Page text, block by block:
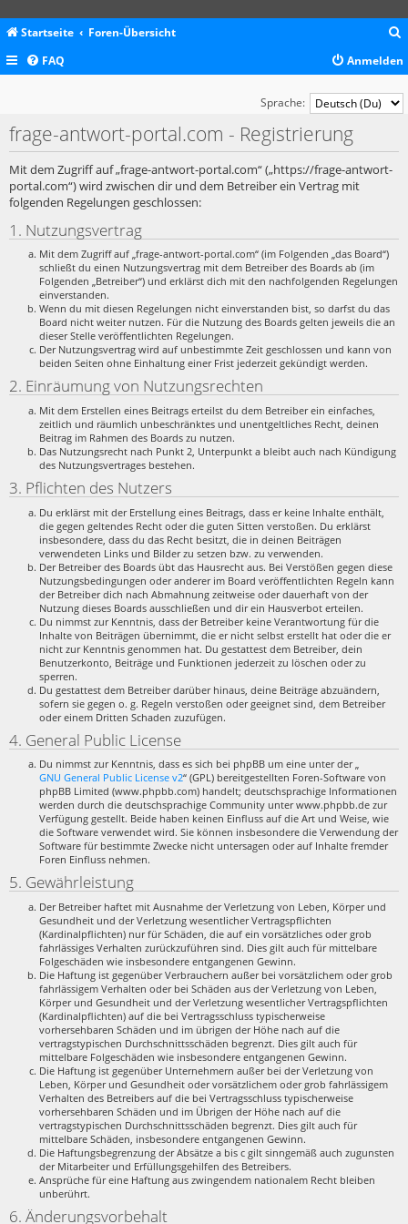
Startseite Foren-Übersicht
c
FAQ Anmelden
Sprache:
frage-antwort-portal.com - Registrierung
Mit dem Zugriff auf „frage-antwort-portal.com“ („https://frage-antwort-
portal.com“) wird zwischen dir und dem Betreiber ein Vertrag mit
folgenden Regelungen geschlossen:
1. Nutzungsvertrag
Mit dem Zugriff auf „frage-antwort-portal.com“ (im Folgenden „das Board“)
schließt du einen Nutzungsvertrag mit dem Betreiber des Boards ab (im
Folgenden „Betreiber“) und erklärst dich mit den nachfolgenden Regelungen
einverstanden.
Wenn du mit diesen Regelungen nicht einverstanden bist, so darfst du das
Board nicht weiter nutzen. Für die Nutzung des Boards gelten jeweils die an
dieser Stelle veröffentlichten Regelungen.
Der Nutzungsvertrag wird auf unbestimmte Zeit geschlossen und kann von
beiden Seiten ohne Einhaltung einer Frist jederzeit gekündigt werden.
2. Einräumung von Nutzungsrechten
Mit dem Erstellen eines Beitrags erteilst du dem Betreiber ein einfaches,
zeitlich und räumlich unbeschränktes und unentgeltliches Recht, deinen
Beitrag im Rahmen des Boards zu nutzen.
Das Nutzungsrecht nach Punkt 2, Unterpunkt a bleibt auch nach Kündigung
des Nutzungsvertrages bestehen.
3. Pflichten des Nutzers
Du erklärst mit der Erstellung eines Beitrags, dass er keine Inhalte enthält,
die gegen geltendes Recht oder die guten Sitten verstoßen. Du erklärst
insbesondere, dass du das Recht besitzt, die in deinen Beiträgen
verwendeten Links und Bilder zu setzen bzw. zu verwenden.
Der Betreiber des Boards übt das Hausrecht aus. Bei Verstößen gegen diese
Nutzungsbedingungen oder anderer im Board veröffentlichten Regeln kann
der Betreiber dich nach Abmahnung zeitweise oder dauerhaft von der
Nutzung dieses Boards ausschließen und dir ein Hausverbot erteilen.
Du nimmst zur Kenntnis, dass der Betreiber keine Verantwortung für die
Inhalte von Beiträgen übernimmt, die er nicht selbst erstellt hat oder die er
nicht zur Kenntnis genommen hat. Du gestattest dem Betreiber, dein
Benutzerkonto, Beiträge und Funktionen jederzeit zu löschen oder zu
sperren.
Du gestattest dem Betreiber darüber hinaus, deine Beiträge abzuändern,
sofern sie gegen o. g. Regeln verstoßen oder geeignet sind, dem Betreiber
oder einem Dritten Schaden zuzufügen.
4. General Public License
Du nimmst zur Kenntnis, dass es sich bei phpBB um eine unter der „
GNU General Public License v2“ (GPL) bereitgestellten Foren-Software von
phpBB Limited (www.phpbb.com) handelt; deutschsprachige Informationen
werden durch die deutschsprachige Community unter www.phpbb.de zur
Verfügung gestellt. Beide haben keinen Einfluss auf die Art und Weise, wie
die Software verwendet wird. Sie können insbesondere die Verwendung der
Software für bestimmte Zwecke nicht untersagen oder auf Inhalte fremder
Foren Einfluss nehmen.
5. Gewährleistung
Der Betreiber haftet mit Ausnahme der Verletzung von Leben, Körper und
Gesundheit und der Verletzung wesentlicher Vertragspflichten
(Kardinalpflichten) nur für Schäden, die auf ein vorsätzliches oder grob
fahrlässiges Verhalten zurückzuführen sind. Dies gilt auch für mittelbare
Folgeschäden wie insbesondere entgangenen Gewinn.
Die Haftung ist gegenüber Verbrauchern außer bei vorsätzlichem oder grob
fahrlässigem Verhalten oder bei Schäden aus der Verletzung von Leben,
Körper und Gesundheit und der Verletzung wesentlicher Vertragspflichten
(Kardinalpflichten) auf die bei Vertragsschluss typischerweise
vorhersehbaren Schäden und im übrigen der Höhe nach auf die
vertragstypischen Durchschnittsschäden begrenzt. Dies gilt auch für
mittelbare Folgeschäden wie insbesondere entgangenen Gewinn.
Die Haftung ist gegenüber Unternehmern außer bei der Verletzung von
Leben, Körper und Gesundheit oder vorsätzlichem oder grob fahrlässigem
Verhalten des Betreibers auf die bei Vertragsschluss typischerweise
vorhersehbaren Schäden und im Übrigen der Höhe nach auf die
vertragstypischen Durchschnittsschäden begrenzt. Dies gilt auch für
mittelbare Schäden, insbesondere entgangenen Gewinn.
Die Haftungsbegrenzung der Absätze a bis c gilt sinngemäß auch zugunsten
der Mitarbeiter und Erfüllungsgehilfen des Betreibers.
Ansprüche für eine Haftung aus zwingendem nationalem Recht bleiben
unberührt.
6. Änderungsvorbehalt